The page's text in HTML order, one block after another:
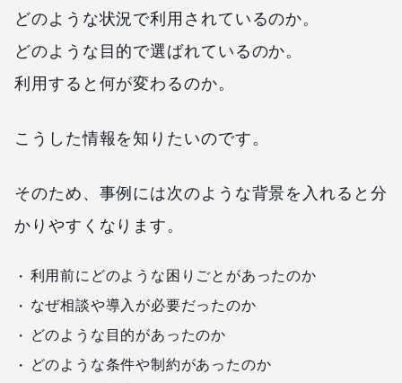
どのような状況で利用されているのか。
どのような目的で選ばれているのか。
利用すると何が変わるのか。
こうした情報を知りたいのです。
そのため、事例には次のような背景を入れると分
かりやすくなります。
利用前にどのような困りごとがあったのか
なぜ相談や導入が必要だったのか
どのような目的があったのか
どのような条件や制約があったのか